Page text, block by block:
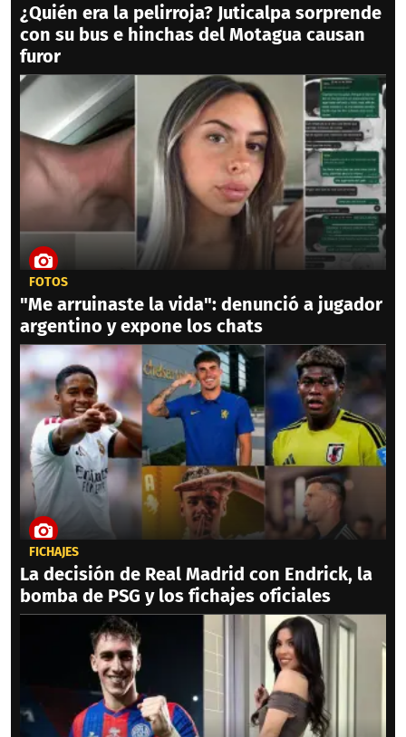
¿Quién era la pelirroja? Juticalpa sorprende
con su bus e hinchas del Motagua causan
furor
FOTOS
"Me arruinaste la vida": denunció a jugador
argentino y expone los chats
FICHAJES
La decisión de Real Madrid con Endrick, la
bomba de PSG y los fichajes oficiales